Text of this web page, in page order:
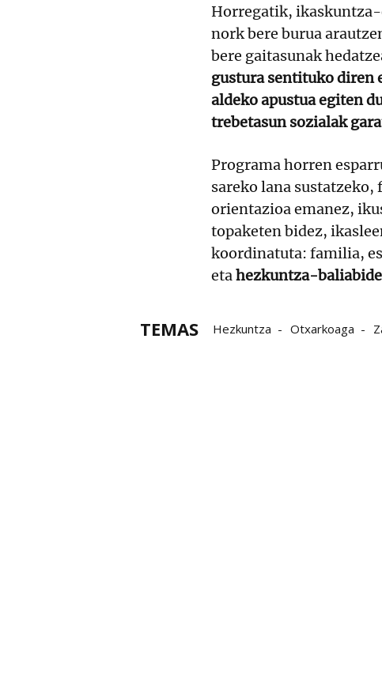
Horregatik, ikaskuntza-
nork bere burua
bere gaitasunak
gustura sentituko diren
aldeko apustua egiten
trebetasun sozialak
Programa horren
sareko lana
orientazioa emanez,
topaketen bidez,
koordinatuta: familia,
etahezkuntza-
TEMAS Hezkuntza Otxarkoaga